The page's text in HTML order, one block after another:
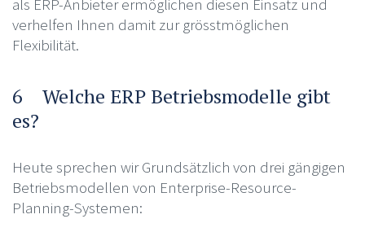
verhelfen Ihnen damit zur grösstmöglichen
Flexibilität.
6 Welche ERP Betriebsmodelle gibt
es?
Heute sprechen wir Grundsätzlich von drei gängigen
Betriebsmodellen von Enterprise-Resource-
Planning-Systemen: